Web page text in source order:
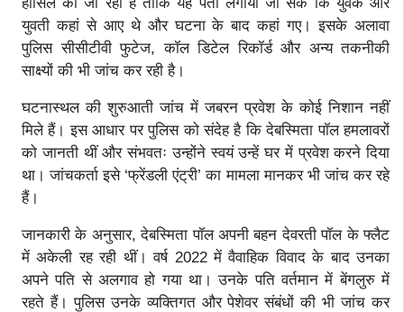
युवती कहां से आए थे और घटना के बाद कहां गए। इसके अलावा
पुलिस सीसीटीवी फुटेज, कॉल डिटेल रिकॉर्ड और अन्य तकनीकी
साक्ष्यों की भी जांच कर रही है।
घटनास्थल की शुरुआती जांच में जबरन प्रवेश के कोई निशान नहीं
मिले हैं। इस आधार पर पुलिस को संदेह है कि देबस्मिता पॉल हमलावरों
को जानती थीं और संभवतः उन्होंने स्वयं उन्हें घर में प्रवेश करने दिया
था। जांचकर्ता इसे ‘फ्रेंडली एंट्री’ का मामला मानकर भी जांच कर रहे
हैं।
जानकारी के अनुसार, देबस्मिता पॉल अपनी बहन देवरती पॉल के फ्लैट
में अकेली रह रही थीं। वर्ष 2022 में वैवाहिक विवाद के बाद उनका
अपने पति से अलगाव हो गया था। उनके पति वर्तमान में बेंगलुरु में
रहते हैं। पुलिस उनके व्यक्तिगत और पेशेवर संबंधों की भी जांच कर